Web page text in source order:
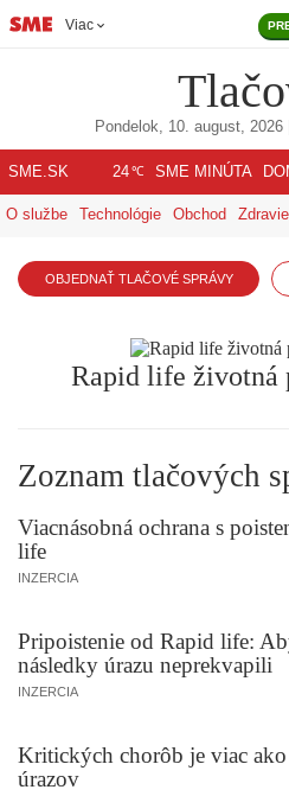
Viac
Pondelok, 10. august, 2026
SME.SK 24℃ SME MINÚTA
O službe Technológie Obchod Zdravie
OBJEDNAŤ TLAČOVÉ SPRÁVY
Rapid life životná
Zoznam tlačových
Viacnásobná ochrana s
life
INZERCIA
Pripoistenie od Rapid life:
následky úrazu neprekvapili
INZERCIA
Kritických chorôb je viac
úrazov